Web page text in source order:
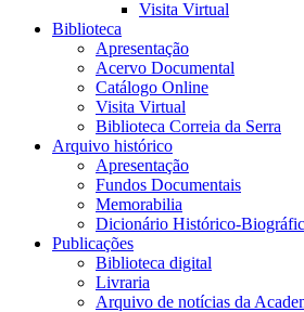
Visita Virtual
Biblioteca
Apresentação
Acervo Documental
Catálogo Online
Visita Virtual
Biblioteca Correia da Serra
Arquivo histórico
Apresentação
Fundos Documentais
Memorabilia
Dicionário Histórico-
Publicações
Biblioteca digital
Livraria
Arquivo de notícias da